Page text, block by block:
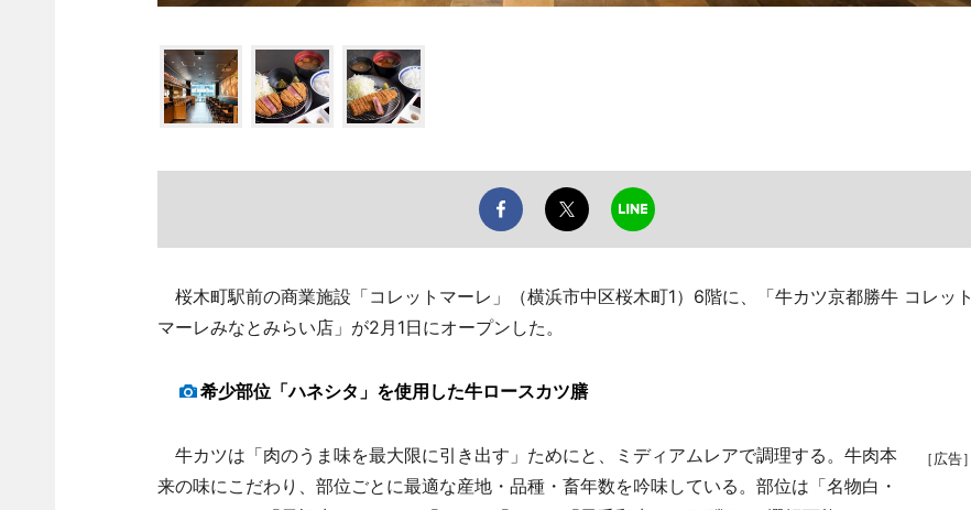
桜木町駅前の商業施設「コレットマーレ」（横浜市中区桜木町1）6階に、「牛カツ京都勝牛 コレット
マーレみなとみらい店」が2月1日にオープンした。
希少部位「ハネシタ」を使用した牛ロースカツ膳
［広告］
牛カツは「肉のうま味を最大限に引き出す」ためにと、ミディアムレアで調理する。牛肉本
来の味にこだわり、部位ごとに最適な産地・品種・畜年数を吟味している。部位は「名物白・